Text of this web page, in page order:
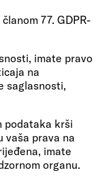
77. GDPR-
imate pravo
na
saglasnosti,
podataka krši
vaša prava na
imate
organu.